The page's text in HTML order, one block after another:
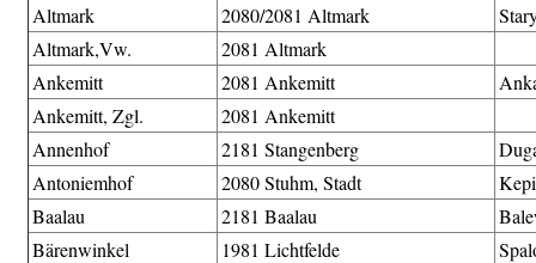
Altmark
2080/2081 Altmark
Altmark,Vw.
2081 Altmark
Ankemitt
2081 Ankemitt
Ankemitt, Zgl.
2081 Ankemitt
Annenhof
2181 Stangenberg
Antoniemhof
2080 Stuhm, Stadt
Baalau
2181 Baalau
Bärenwinkel
1981 Lichtfelde